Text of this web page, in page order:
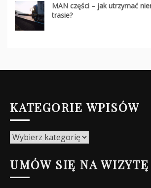
MAN części – jak utrzymać
trasie?
KATEGORIE WPISÓW
Kategorie
UMÓW SIĘ NA WIZYTĘ